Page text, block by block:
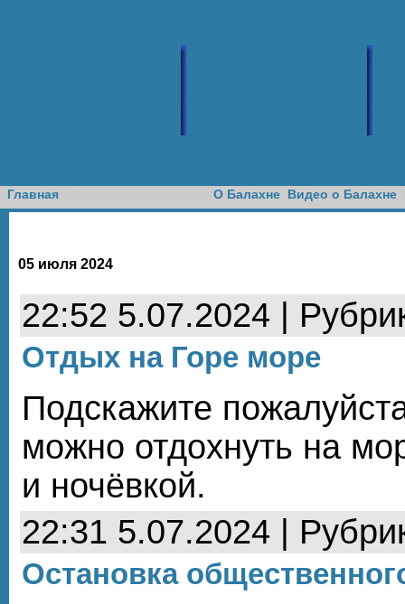
Главная О Балахне Видео о Балахне
05 июля 2024
22:52 5.07.2024 |
Отдых на Горе море
Подскажите
можно отдохнуть на
и ночёвкой.
22:31 5.07.2024 |
Остановка